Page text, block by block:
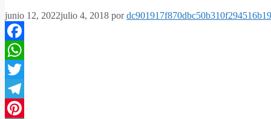
junio 12, 2022julio 4, 2018 por
Facebook
WhatsApp
Twitter
Telegram